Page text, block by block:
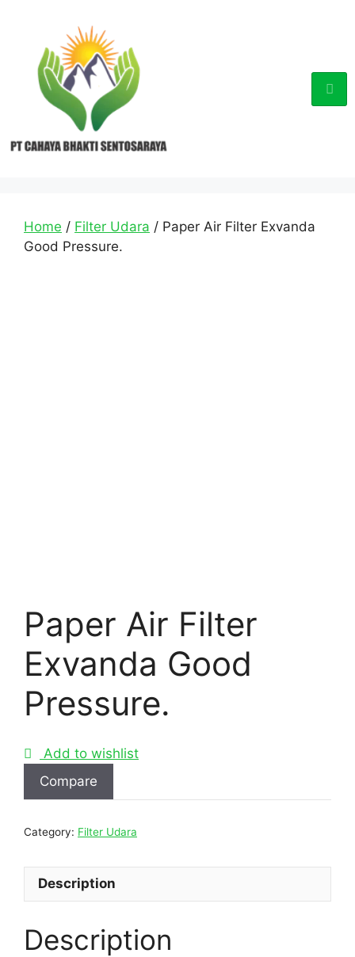
Home / Filter Udara / Paper Air Filter Exvanda
Good Pressure.
Paper Air Filter
Exvanda Good
Pressure.
Add to wishlist
Compare
Category: Filter Udara
Description
Description